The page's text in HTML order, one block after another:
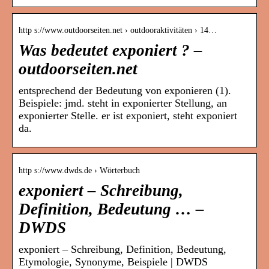
http s://www.outdoorseiten.net › outdooraktivitäten › 14…
Was bedeutet exponiert ? –
outdoorseiten.net
entsprechend der Bedeutung von exponieren (1).
Beispiele: jmd. steht in exponierter Stellung, an
exponierter Stelle. er ist exponiert, steht exponiert
da.
http s://www.dwds.de › Wörterbuch
exponiert – Schreibung,
Definition, Bedeutung … –
DWDS
exponiert – Schreibung, Definition, Bedeutung,
Etymologie, Synonyme, Beispiele | DWDS